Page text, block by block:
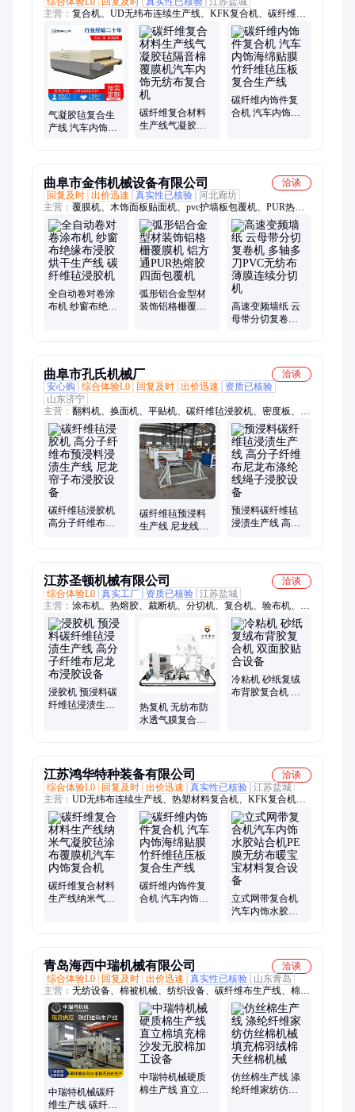
主营： 复合机、UD无纬布连续生产线、KFK复合机、碳纤维连
续复合生产线、平板复合机、光伏材料连续复合生产线、PE单向
预浸料生产线、PUR热熔胶复合机、汽车内饰复合机、气凝胶毡
复合生产线、热塑材料复合机
气凝胶毡复合生
产线 汽车内饰双
碳纤维复合材料
生产线气凝胶毡
碳纤维内饰件复
合机 汽车内饰海
曲阜市金伟机械设备有限公司
洽谈
回复及时 出价迅速 真实性已核验 河北廊坊
主营： 覆膜机、木饰面板贴面机、pvc护墙板包覆机、PUR热熔
胶贴面机、玻镁板覆彩钢板平贴机、冷压机、包覆机、真空覆膜
机、木格栅包覆机、集成墙板包覆机、外墙保温板冷压机、真空
异形吸塑机、四边切割锯、精密裁板锯、分切机、保护膜覆膜
机、涂胶机、雕刻机、封边机、侧孔机、翻板机、拉直器开槽
机、平贴机、液压冷压机
全自动卷对卷涂
布机 纱窗布绝缘
弧形铝合金型材
装饰铝格栅覆膜
高速变频墙纸 云
母带分切复卷机
曲阜市孔氏机械厂
洽谈
安心购
综合体验L0 回复及时 出价迅速
资质已核验
山东济宁
主营： 翻料机、换面机、平贴机、碳纤维毡浸胶机、密度板、翻
面机、翻转台、压力机、木工压机、液压翻转机、石材翻板机、
复合冷压机、钢板翻转机、铝卷翻卷机、木门冷压机、模具翻转
机、铝箔覆膜机、铝板贴面机、液压翻板机、液压冷压机、木工
翻板机、油压冷压机、uv渗透滚涂线、一体板冷压机、挤塑板压
板机、华丽纸贴纸机
碳纤维毡浸胶机
高分子纤维布预
碳纤维毡预浸料
生产线 尼龙线浸
预浸料碳纤维毡
浸渍生产线 高分
江苏圣顿机械有限公司
洽谈
综合体验L0 真实工厂 资质已核验 江苏盐城
主营： 涂布机、热熔胶、裁断机、分切机、复合机、验布机、切
条机、压花机、摆布机、贴合机、热复机、检料设备、防水材
料、面膜冲床、不干胶贴、防水面料、分切设备、压花复合、皮
革压花、卧式网带、不干胶机
浸胶机 预浸料碳
纤维毡浸渍生产
热复机 无纺布防
水透气膜复合机
冷粘机 砂纸复绒
布背胶复合机 双
江苏鸿华特种装备有限公司
洽谈
综合体验L0
回复及时 出价迅速 真实性已核验 江苏盐城
主营： UD无纬布连续生产线、热塑材料复合机、KFK复合机、
碳纤维连续复合生产线、平板复合机、光伏材料连续复合生产
线、复合机、PE单向预浸料生产线、汽车内饰复合机、气凝胶毡
复合生产线、PUR热熔胶复合机
碳纤维复合材料
生产线纳米气凝
碳纤维内饰件复
合机 汽车内饰海
立式网带复合机
汽车内饰水胶站
青岛海西中瑞机械有限公司
洽谈
综合体验L0
回复及时 出价迅速 真实性已核验
山东青岛
主营： 无纺设备、棉被机械、纺织设备、碳纤维布生产线、棉被
机器、羊毛梳理机、西藏梳理机、西藏羊毛机、千层被机器、梳
棉机、高产量梳棉机、弹花机、针刺机
中瑞特机械碳纤
维生产线 碳纤布
中瑞特机械硬质
棉生产线 直立棉
仿丝棉生产线 涤
纶纤维家纺仿丝